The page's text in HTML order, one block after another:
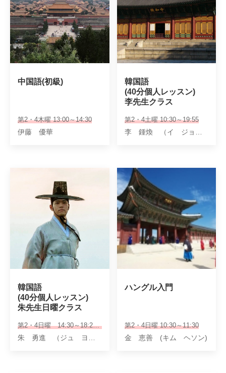
中国語(初級)
第2・4木曜 13:00～14:30
伊藤 優華
韓国語
(40分個人レッスン)
李先生クラス
第2・4土曜 10:30～19:55
韓国語
(40分個人レッスン)
朱先生日曜クラス
第2・4日曜 14:30～18:25 ※40分個人レッスン
ハングル入門
第2・4日曜 10:30～11:30
金 恵善 (キム ヘソン)